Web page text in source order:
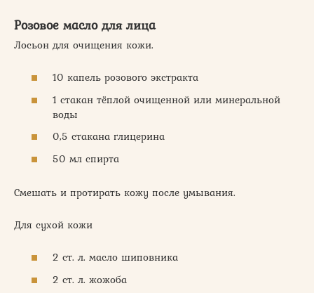
Розовое масло для лица
Лосьон для очищения кожи.
10 капель розового экстракта
1 стакан тёплой очищенной или минеральной
воды
0,5 стакана глицерина
50 мл спирта
Смешать и протирать кожу после умывания.
Для сухой кожи
2 ст. л. масло шиповника
2 ст. л. жожоба